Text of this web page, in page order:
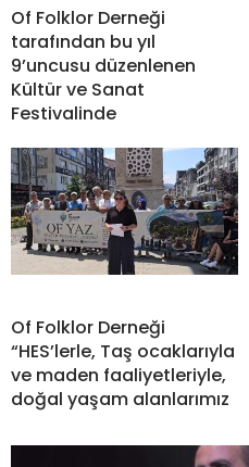
Of Folklor Derneği
tarafından bu yıl
9’uncusu düzenlenen
Kültür ve Sanat
Festivalinde
Of Folklor Derneği
“HES’lerle, Taş ocaklarıyla
ve maden faaliyetleriyle,
doğal yaşam alanlarımız